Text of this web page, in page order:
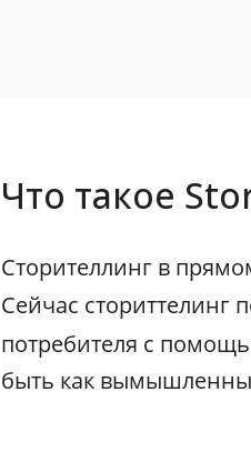
Что такое
Сторителлинг в
Сейчас сториттелинг
потребителя с
быть как